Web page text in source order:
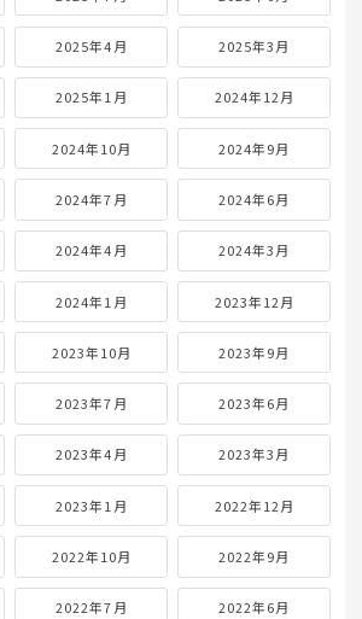
2025年4月 2025年3月
2025年1月 2024年12月
2024年10月 2024年9月
2024年7月 2024年6月
2024年4月 2024年3月
2024年1月 2023年12月
2023年10月 2023年9月
2023年7月 2023年6月
2023年4月 2023年3月
2023年1月 2022年12月
2022年10月 2022年9月
2022年7月 2022年6月